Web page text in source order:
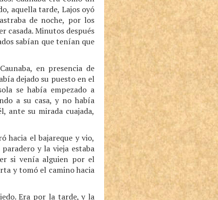
aquella tarde, Lajos oyó
de noche, por los
casada. Minutos después
sabían que tenían que
en presencia de
dejado su puesto en el
se había empezado a
a su casa, y no había
ante su mirada cuajada,
hacia el bajareque y vio,
y la vieja estaba
si venía alguien por el
y tomó el camino hacia
Era por la tarde, y la